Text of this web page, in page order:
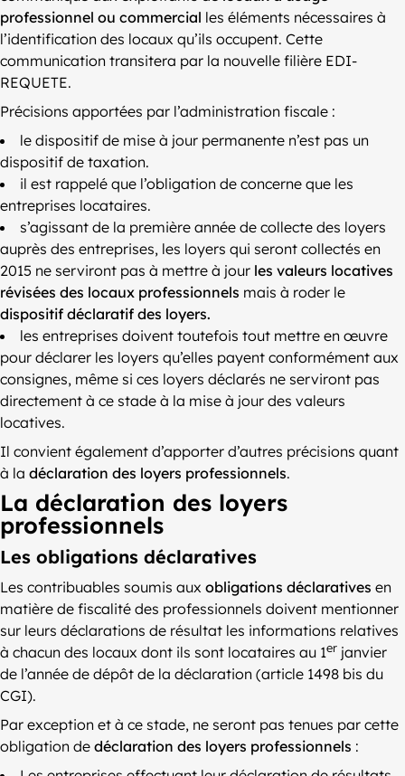
professionnel ou commercial les éléments nécessaires à
l’identification des locaux qu’ils occupent. Cette
communication transitera par la nouvelle filière EDI-
REQUETE.
Précisions apportées par l’administration fiscale :
le dispositif de mise à jour permanente n’est pas un
dispositif de taxation.
il est rappelé que l’obligation de concerne que les
entreprises locataires.
s’agissant de la première année de collecte des loyers
auprès des entreprises, les loyers qui seront collectés en
2015 ne serviront pas à mettre à jour les valeurs locatives
révisées des locaux professionnels mais à roder le
dispositif déclaratif des loyers.
les entreprises doivent toutefois tout mettre en œuvre
pour déclarer les loyers qu’elles payent conformément aux
consignes, même si ces loyers déclarés ne serviront pas
directement à ce stade à la mise à jour des valeurs
locatives.
Il convient également d’apporter d’autres précisions quant
à la déclaration des loyers professionnels.
La déclaration des loyers
professionnels
Les obligations déclaratives
Les contribuables soumis aux obligations déclaratives en
matière de fiscalité des professionnels doivent mentionner
sur leurs déclarations de résultat les informations relatives
à chacun des locaux dont ils sont locataires au 1er janvier
de l’année de dépôt de la déclaration (article 1498 bis du
CGI).
Par exception et à ce stade, ne seront pas tenues par cette
obligation de déclaration des loyers professionnels :